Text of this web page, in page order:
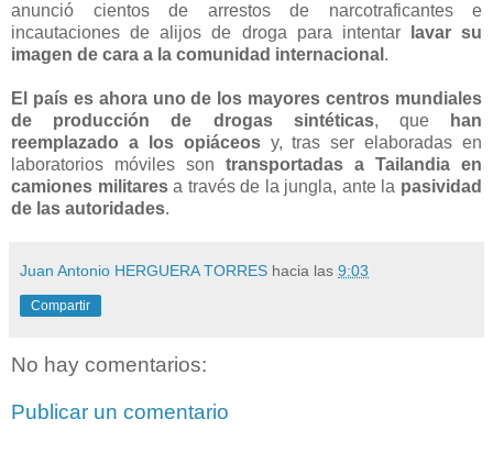
anunció cientos de arrestos de narcotraficantes e
incautaciones de alijos de droga para intentar
lavar su
imagen de cara a la comunidad internacional .
El país es ahora uno de los mayores centros mundiales
de producción de drogas sintéticas, que
han
reemplazado a los opiáceos y, tras ser elaboradas en
laboratorios móviles son transportadas a Tailandia en
camiones militaresa través de la jungla, ante la pasividad
de las autoridades.
Juan Antonio HERGUERA TORRES hacia las 9:03
Compartir
No hay comentarios:
Publicar un comentario